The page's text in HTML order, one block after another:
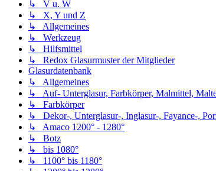
↳ V u. W
↳ X, Y und Z
↳ Allgemeines
↳ Werkzeug
↳ Hilfsmittel
↳ Redox Glasurmuster der Mitglieder
Glasurdatenbank
↳ Allgemeines
↳ Auf- Unterglasur, Farbkörper, Malmittel,
↳ Farbkörper
↳ Dekor-, Unterglasur-, Inglasur-, Fayance-,
↳ Amaco 1200° - 1280°
↳ Botz
↳ bis 1080°
↳ 1100° bis 1180°